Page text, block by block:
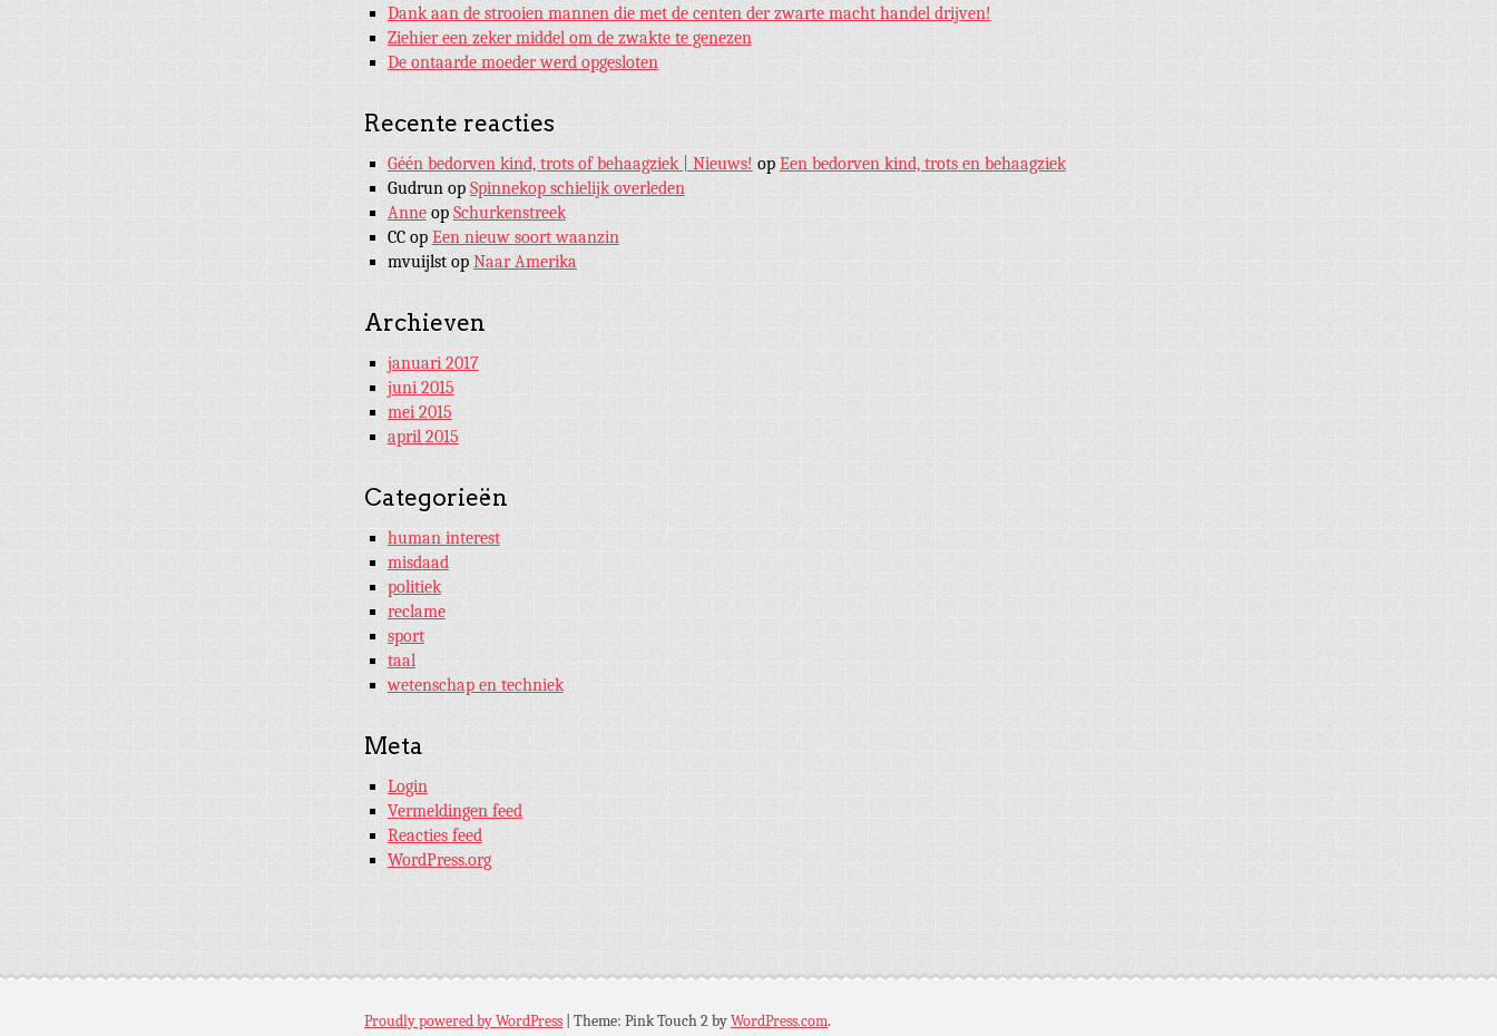
Dank aan de strooien mannen die met de centen der zwarte macht handel drijven!
Ziehier een zeker middel om de zwakte te genezen
De ontaarde moeder werd opgesloten
Recente reacties
Géén bedorven kind, trots of behaagziek | Nieuws! op Een bedorven kind, trots en behaagziek
Gudrunop Spinnekop schielijk overleden
Anneop Schurkenstreek
CCop Een nieuw soort waanzin
mvuijlstop Naar Amerika
Archieven
januari 2017
juni 2015
mei 2015
april 2015
Categorieën
human interest
misdaad
politiek
reclame
sport
taal
wetenschap en techniek
Meta
Login
Vermeldingen feed
Reacties feed
WordPress.org
Proudly powered by WordPress Theme: Pink Touch 2 byWordPress.com.